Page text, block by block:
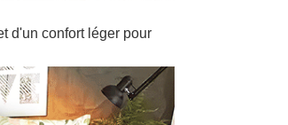
d'un confort léger pour